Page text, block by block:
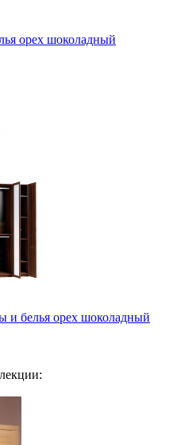
орех шоколадный
и белья орех шоколадный